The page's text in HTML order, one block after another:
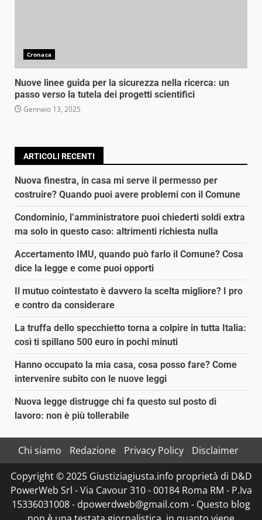
Cronaca
Nuove linee guida per la sicurezza nella ricerca: un
passo verso la tutela dei progetti scientifici
Gennaio 13, 2025
ARTICOLI RECENTI
Nuova finestra, in casa mi serve il permesso per
costruire? Quando puoi avere problemi con il Comune
Condominio, l’amministratore puoi chiederti soldi extra
ma solo in questo caso: altrimenti richiesta nulla
Accertamento IMU, quando può farlo il Comune? Cosa
dice la legge e come puoi opporti
Il mutuo cointestato è davvero la scelta migliore? I pro
e contro da considerare
La truffa dello specchietto torna a colpire in tutta Italia:
così ti spillano 500 euro in pochi minuti
Hanno occupato la mia casa, cosa posso fare? Come
intervenire subito con le nuove leggi
Nuova legge distrugge chi fa questo sul posto di
lavoro: non è più tollerabile
Chi siamo Redazione Privacy Policy
Disclaimer
Copyright © 2025 Giustiziagiusta.info proprietà di D&D
PowerWeb Srl - Via Cavour 310 - 00184 Roma RM - P.Iva
15336031008 - dpowerdweb@gmail.com - Questo blog